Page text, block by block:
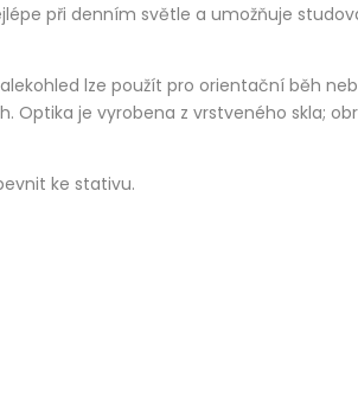
při denním světle a umožňuje
lze použít pro orientační běh
je vyrobena z vrstveného skla;
ke stativu.